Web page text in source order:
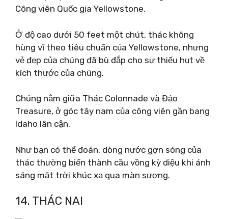
Công viên Quốc gia Yellowstone.
Ở độ cao dưới 50 feet một chút, thác không
hùng vĩ theo tiêu chuẩn của Yellowstone, nhưng
vẻ đẹp của chúng đã bù đắp cho sự thiếu hụt về
kích thước của chúng.
Chúng nằm giữa Thác Colonnade và Đảo
Treasure, ở góc tây nam của công viên gần bang
Idaho lân cận.
Như bạn có thể đoán, dòng nước gợn sóng của
thác thường biến thành cầu vồng kỳ diệu khi ánh
sáng mặt trời khúc xạ qua màn sương.
14. THÁC NAI